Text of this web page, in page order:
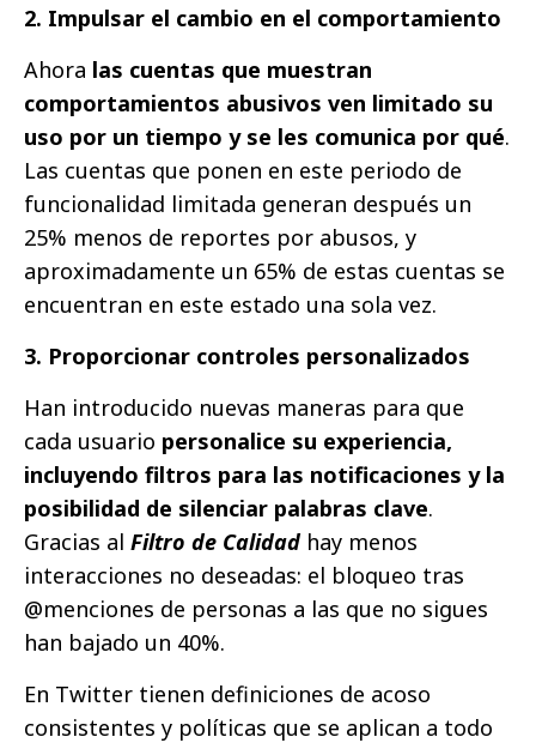
2. Impulsar el cambio en el comportamiento
Ahora las cuentas que muestran
comportamientos abusivos ven limitado su
uso por un tiempo y se les comunica por qué.
Las cuentas que ponen en este periodo de
funcionalidad limitada generan después un
25% menos de reportes por abusos, y
aproximadamente un 65% de estas cuentas se
encuentran en este estado una sola vez.
3. Proporcionar controles personalizados
Han introducido nuevas maneras para que
cada usuario personalice su experiencia,
incluyendo filtros para las notificaciones y la
posibilidad de silenciar palabras clave.
Gracias al Filtro de Calidadhay menos
interacciones no deseadas: el bloqueo tras
@menciones de personas a las que no sigues
han bajado un 40%.
En Twitter tienen definiciones de acoso
consistentes y políticas que se aplican a todo